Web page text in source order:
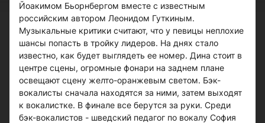
Йоакимом Бьорнбергом вместе с известным
российским автором Леонидом Гуткиным.
Музыкальные критики считают, что у певицы неплохие
шансы попасть в тройку лидеров. На днях стало
известно, как будет выглядеть ее номер. Дина стоит в
центре сцены, огромные фонари на заднем плане
освещают сцену желто-оранжевым светом. Бэк-
вокалисты сначала находятся за ними, затем выходят
к вокалистке. В финале все берутся за руки. Среди
бэк-вокалистов - шведский педагог по вокалу София